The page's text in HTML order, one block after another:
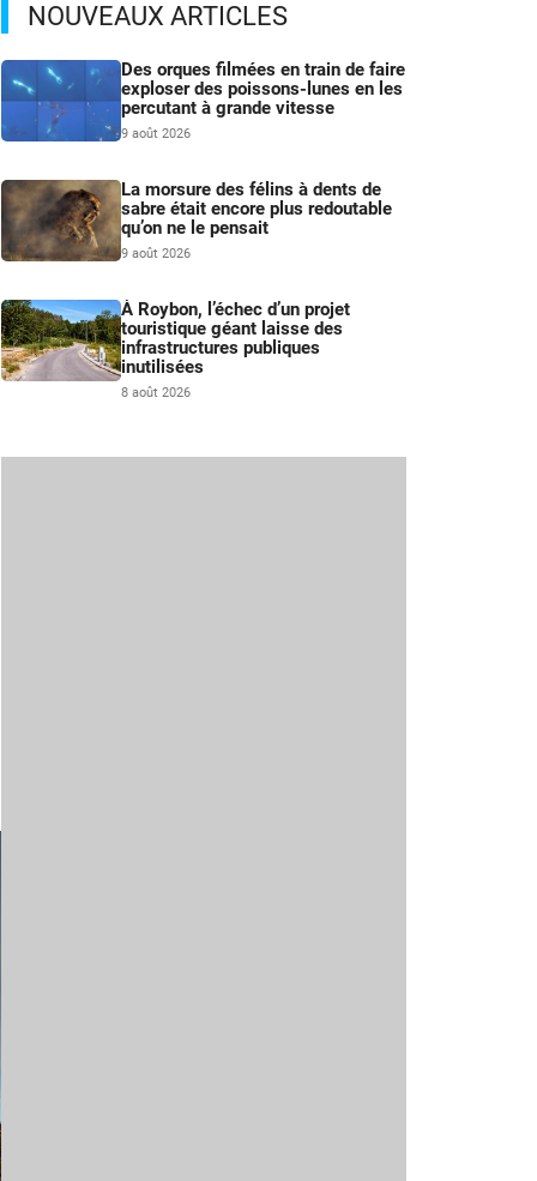
NOUVEAUX ARTICLES
Des orques filmées en train de faire
exploser des poissons-lunes en les
percutant à grande vitesse
9 août 2026
La morsure des félins à dents de
sabre était encore plus redoutable
qu’on ne le pensait
9 août 2026
À Roybon, l’échec d’un projet
touristique géant laisse des
infrastructures publiques
inutilisées
8 août 2026